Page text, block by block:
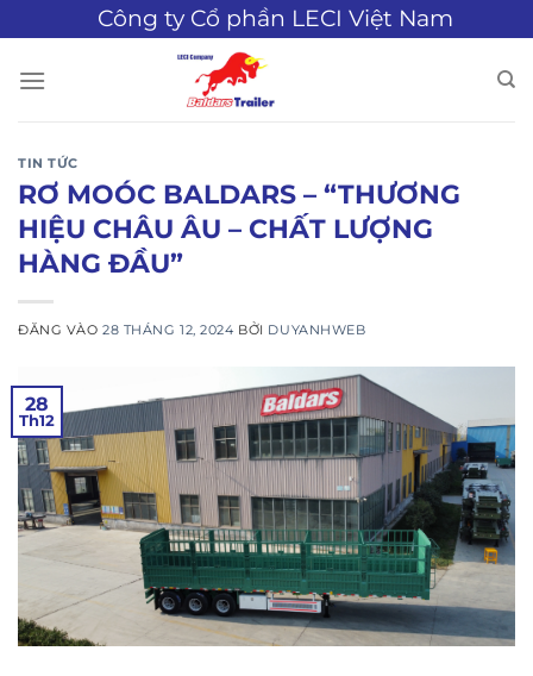
qua
nội
Công ty Cổ phần LECI Việt Nam
TIN TỨC
RƠ MOÓC BALDARS – “THƯƠNG
HIỆU CHÂU ÂU – CHẤT LƯỢNG
HÀNG ĐẦU”
ĐĂNG VÀO28 THÁNG 12, 2024 BỞI DUYANHWEB
28
Th12